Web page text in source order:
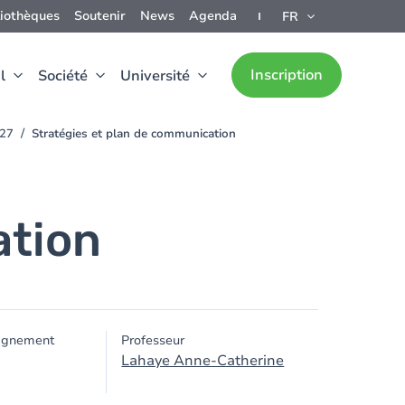
Soutenir News Agenda FR
Société Université Inscription
Stratégies et plan de communication
Professeur
Lahaye Anne-Catherine